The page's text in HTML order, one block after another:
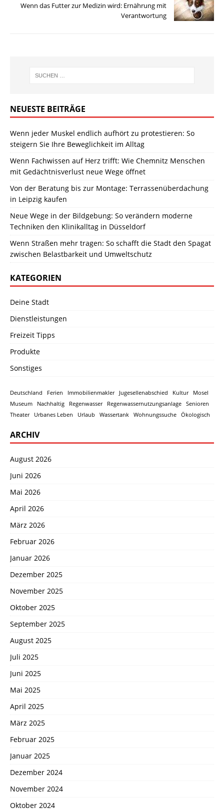
Wenn das Futter zur Medizin wird: Ernährung mit
Verantwortung
NEUESTE BEITRÄGE
Wenn jeder Muskel endlich aufhört zu protestieren: So
steigern Sie Ihre Beweglichkeit im Alltag
Wenn Fachwissen auf Herz trifft: Wie Chemnitz Menschen
mit Gedächtnisverlust neue Wege öffnet
Von der Beratung bis zur Montage: Terrassenüberdachung
in Leipzig kaufen
Neue Wege in der Bildgebung: So verändern moderne
Techniken den Klinikalltag in Düsseldorf
Wenn Straßen mehr tragen: So schafft die Stadt den Spagat
zwischen Belastbarkeit und Umweltschutz
KATEGORIEN
Deine Stadt
Dienstleistungen
Freizeit Tipps
Produkte
Sonstiges
Deutschland Ferien Immobilienmakler Jugesellenabschied Kultur
Mosel
Museum
Nachhaltig Regenwasser Regenwassernutzungsanlage
Senioren
Theater
Urbanes Leben Urlaub Wassertank Wohnungssuche Ökologisch
ARCHIV
August 2026
Juni 2026
Mai 2026
April 2026
März 2026
Februar 2026
Januar 2026
Dezember 2025
November 2025
Oktober 2025
September 2025
August 2025
Juli 2025
Juni 2025
Mai 2025
April 2025
März 2025
Februar 2025
Januar 2025
Dezember 2024
November 2024
Oktober 2024